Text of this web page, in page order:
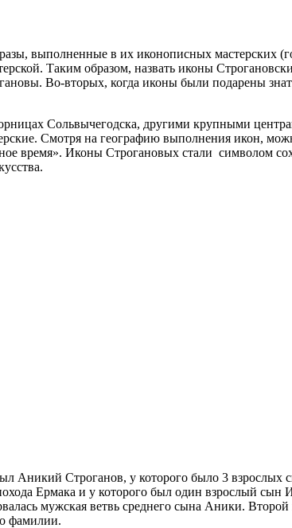
выполненные в их иконописных мастерских
Таким образом, назвать иконы
Во-вторых, когда иконы были подарены
Сольвычегодска, другими крупными
Смотря на географию выполнения икон,
время». Иконы Строгановых стали символом
Аникий Строганов, у которого было 3 взрослых
Ермака и у которого был один взрослый сын
мужская ветвь среднего сына Аники. Второй
фамилии.